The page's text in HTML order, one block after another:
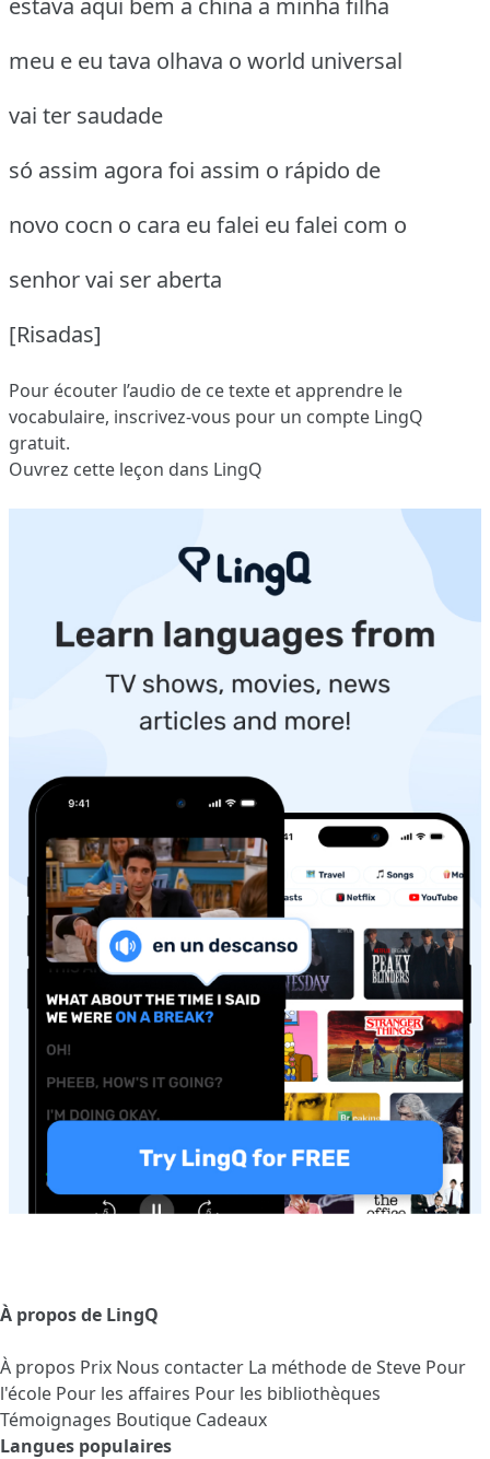
estava aqui bem a china a minha filha
meu e eu tava olhava o world universal
vai ter saudade
só assim agora foi assim o rápido de
novo cocn o cara eu falei eu falei com o
senhor vai ser aberta
[Risadas]
Pour écouter l’audio de ce texte et apprendre le
vocabulaire, inscrivez-vous pour un compte LingQ
gratuit.
Ouvrez cette leçon dans LingQ
À propos de LingQ
À propos Prix Nous contacter La méthode de Steve Pour
l'école Pour les affaires Pour les bibliothèques
Témoignages Boutique Cadeaux
Langues populaires